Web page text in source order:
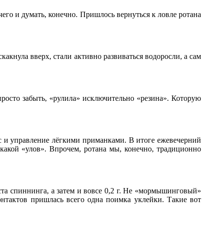
и думать, конечно. Пришлось вернуться к ловле ротана
вверх, стали активно развиваться водоросли, а сам
забыть, «рулила» исключительно «резина». Которую
управление лёгкими приманками. В итоге ежевечерний
«улов». Впрочем, ротана мы, конечно, традиционно
спиннинга, а затем и вовсе 0,2 г. Не «мормышинговый»
пришлась всего одна поимка уклейки. Такие вот